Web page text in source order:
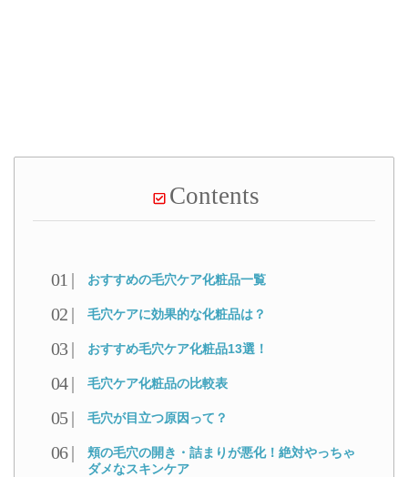
Contents
おすすめの毛穴ケア化粧品一覧
毛穴ケアに効果的な化粧品は？
おすすめ毛穴ケア化粧品13選！
毛穴ケア化粧品の比較表
毛穴が目立つ原因って？
頬の毛穴の開き・詰まりが悪化！絶対やっちゃ
ダメなスキンケア